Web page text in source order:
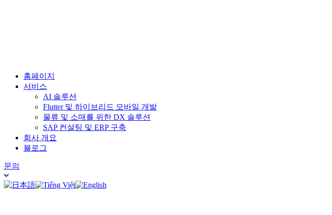
홈페이지
서비스
AI 솔루션
Flutter 및 하이브리드 모바일 개발
물류 및 소매를 위한 DX 솔루션
SAP 컨설팅 및 ERP 구축
회사 개요
블로그
문의